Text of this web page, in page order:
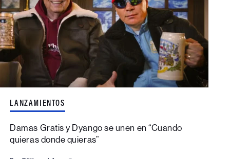
LANZAMIENTOS
Damas Gratis y Dyango se unen en “Cuando
quieras donde quieras”